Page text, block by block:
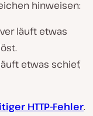
hinweisen:
läuft etwas
etwas schief,
HTTP-Fehler.